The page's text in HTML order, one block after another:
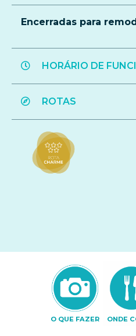
Encerradas para
HORÁRIO DE
ROTAS
O QUE FAZER ONDE